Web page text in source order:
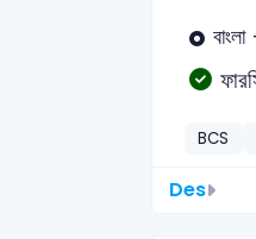
BCS
Des